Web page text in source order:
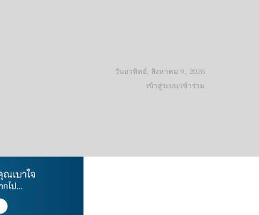
วันอาทิตย์, สิงหาคม 9, 2026
เข้าสู่ระบบ/เข้าร่วม